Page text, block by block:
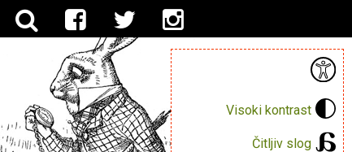
Visoki kontrast
Čitljiv slog